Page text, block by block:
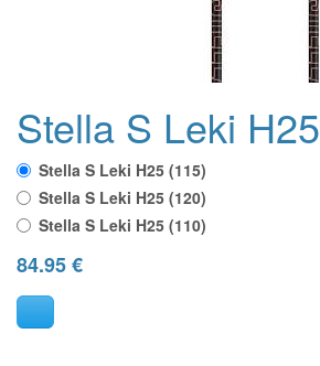
Stella S Leki H25
Stella S Leki H25 (115)
Stella S Leki H25 (120)
Stella S Leki H25 (110)
84.95€